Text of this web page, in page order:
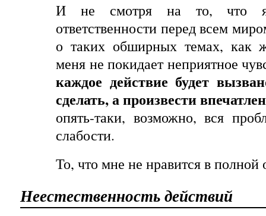
И не смотря на то, что
ответственности перед всем
о таких обширных темах, как
меня не покидает неприятное
каждое действие будет
сделать, а произвести
опять-таки, возможно, вся
слабости.
То, что мне не нравится в полной
Неестественностьдействий